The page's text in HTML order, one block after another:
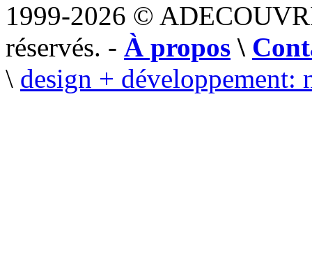
1999-2026 ©
réservés. - À propos \
\ design + développement: